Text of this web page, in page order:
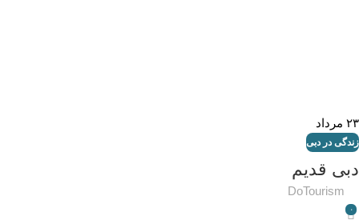
۲۳ مرداد
زندگی در دبی
دبی قدیم
DoTourism
۰